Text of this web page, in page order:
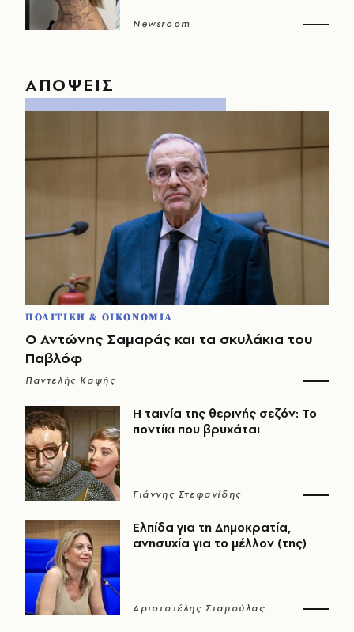
Newsroom
ΑΠΟΨΕΙΣ
ΠΟΛΙΤΙΚΗ & ΟΙΚΟΝΟΜΙΑ
Ο Αντώνης Σαμαράς και τα σκυλάκια του
Παβλόφ
Παντελής Καψής
Η ταινία της θερινής σεζόν: Το
ποντίκι που βρυχάται
Γιάννης Στεφανίδης
Ελπίδα για τη Δημοκρατία,
ανησυχία για το μέλλον (της)
Αριστοτέλης Σταμούλας